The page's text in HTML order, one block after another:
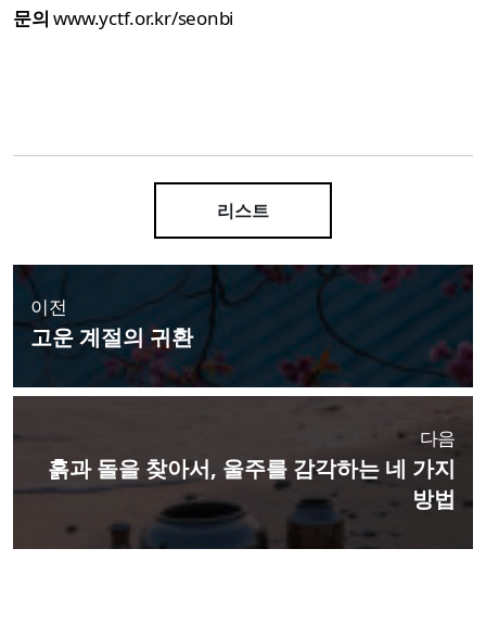
문의 www.yctf.or.kr/seonbi
리스트
이전
고운 계절의 귀환
다음
흙과 돌을 찾아서, 울주를 감각하는 네 가지
방법